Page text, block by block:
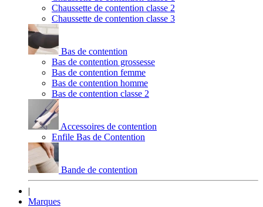
Chaussette de contention classe 2
Chaussette de contention classe 3
Bas de contention
Bas de contention grossesse
Bas de contention femme
Bas de contention homme
Bas de contention classe 2
Accessoires de contention
Enfile Bas de Contention
Bande de contention
|
Marques